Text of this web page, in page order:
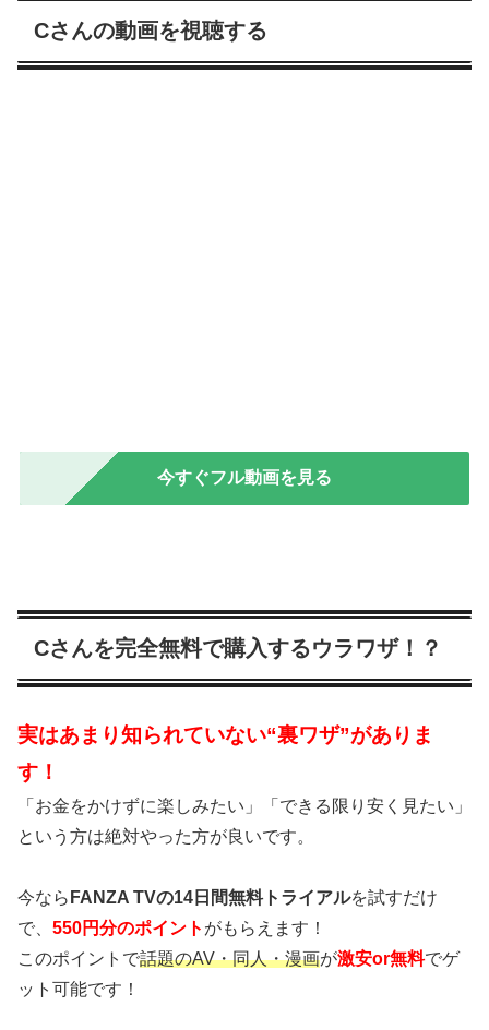
Cさんの動画を視聴する
今すぐフル動画を見る
Cさんを完全無料で購入するウラワザ！？
実はあまり知られていない“裏ワザ”がありま
す！
「お金をかけずに楽しみたい」「できる限り安く見たい」
という方は絶対やった方が良いです。
今なら FANZA TVの14日間無料トライアルを試すだけ
で、 550円分のポイント がもらえます！
このポイントで話題のAV・同人・漫画が激安or無料でゲ
ット可能です！